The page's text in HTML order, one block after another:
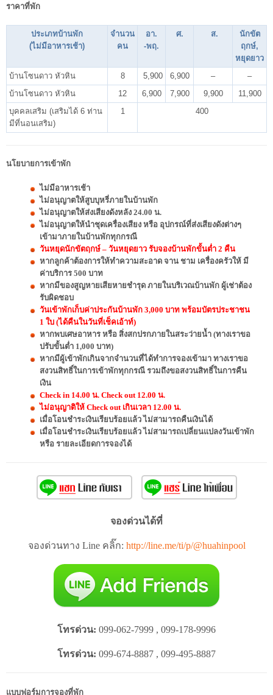
ราคาที่พัก
ประเภทบ้านพัก
(ไม่มีอาหารเช้า)
จำนวน
คน
อา.
-พฤ.
ศ. ส.
นักขัต
ฤกษ์,
หยุดยาว
บ้านโซนดาว หัวหิน
8 5,900 6,900 –
–
บ้านโซนดาว หัวหิน
12 6,900 7,900 9,900
11,900
บุคคลเสริม (เสริมได้ 6 ท่าน
มีที่นอนเสริม)
1 400
นโยบายการเข้าพัก
ไม่มีอาหารเช้า
ไม่อนุญาตให้สูบบุหรี่ภายในบ้านพัก
ไม่อนุญาตให้ส่งเสียงดังหลัง 24.00 น.
ไม่อนุญาตให้นำชุดเครื่องเสียง หรือ อุปกรณ์ที่ส่งเสียงดังต่างๆ
เข้ามาภายในบ้านพักทุกกรณี
วันหยุดนักขัตฤกษ์ – วันหยุดยาว รับจองบ้านพักขั้นต่ำ 2 คืน
หากลูกค้าต้องการให้ทำความสะอาด จาน ชาม เครื่องครัวให้ มี
ค่าบริการ 500 บาท
หากมีของสูญหายเสียหายชำรุด ภายในบริเวณบ้านพัก ผู้เช่าต้อง
รับผิดชอบ
วันเข้าพักเก็บค่าประกันบ้านพัก 3,000 บาท พร้อมบัตรประชาชน
1 ใบ (ได้คืนในวันที่เช็คเอ้าท์)
หากพบเศษอาหาร หรือ สิ่งสกปรกภายในสระว่ายน้ำ (ทางเราขอ
ปรับขั้นต่ำ 1,000 บาท)
หากมีผู้เข้าพักเกินจากจำนวนที่ได้ทำการจองเข้ามา ทางเราขอ
สงวนสิทธิ์ในการเข้าพักทุกกรณี รวมถึงขอสงวนสิทธิ์ในการคืน
เงิน
Check in 14.00 น. Check out 12.00 น.
ไม่อนุญาติให้ Check out เกินเวลา 12.00 น.
เมื่อโอนชำระเงินเรียบร้อยแล้ว ไม่สามารถคืนเงินได้
เมื่อโอนชำระเงินเรียบร้อยแล้ว ไม่สามารถเปลี่ยนแปลงวันเข้าพัก
หรือ รายละเอียดการจองได้
จองด่วนได้ที่
จองด่วนทาง Line คลิ๊ก: http://line.me/ti/p/@huahinpool
โทรด่วน: 099-062-7999 , 099-178-9996
โทรด่วน: 099-674-8887 , 099-495-8887
แบบฟอร์มการจองที่พัก